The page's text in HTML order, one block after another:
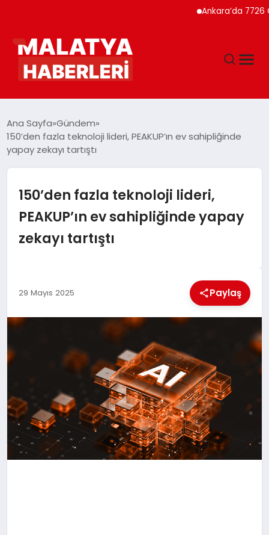
Ankara’da 7726 Genç
GÜNDEM
DÜNYA
EĞITIM
MAGAZIN
SIYASET
SPOR
TEKNOLOJI
Ana Sayfa Gündem
150’den fazla teknoloji lideri, PEAKUP’ın ev sahipliğinde
yapay zekayı tartıştı
150’den fazla teknoloji lideri,
PEAKUP’ın ev sahipliğinde yapay
zekayı tartıştı
29 Mayıs 2025 Paylaş